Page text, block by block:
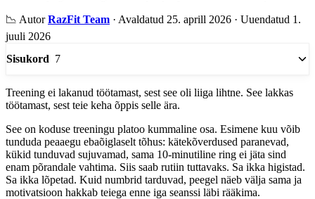
📉 AutorRazFit Team · Avaldatud 25. aprill 2026 · Uuendatud 1.
juuli 2026
Sisukord 7
Treening ei lakanud töötamast, sest see oli liiga lihtne. See lakkas
töötamast, sest teie keha õppis selle ära.
See on koduse treeningu platoo kummaline osa. Esimene kuu võib
tunduda peaaegu ebaõiglaselt tõhus: kätekõverdused paranevad,
kükid tunduvad sujuvamad, sama 10-minutiline ring ei jäta sind
enam põrandale vahtima. Siis saab rutiin tuttavaks. Sa ikka higistad.
Sa ikka lõpetad. Kuid numbrid tarduvad, peegel näeb välja sama ja
motivatsioon hakkab teiega enne iga seanssi läbi rääkima.